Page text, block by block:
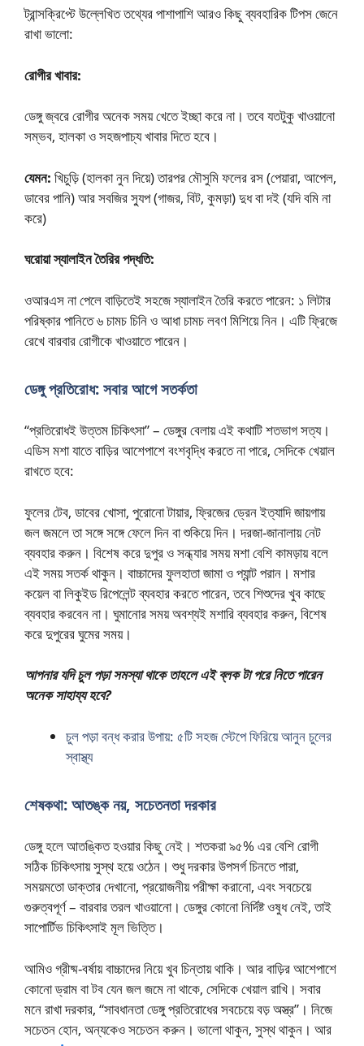
ট্রান্সক্রিপ্টে উল্লেখিত তথ্যের পাশাপাশি আরও কিছু ব্যবহারিক টিপস জেনে
রাখা ভালো:
রোগীর খাবার:
ডেঙ্গু জ্বরে রোগীর অনেক সময় খেতে ইচ্ছা করে না। তবে যতটুকু খাওয়ানো
সম্ভব, হালকা ও সহজপাচ্য খাবার দিতে হবে।
যেমন: খিচুড়ি (হালকা নুন দিয়ে) তারপর মৌসুমি ফলের রস (পেয়ারা, আপেল,
ডাবের পানি) আর সবজির স্যুপ (গাজর, বিট, কুমড়া) দুধ বা দই (যদি বমি না
করে)
ঘরোয়া স্যালাইন তৈরির পদ্ধতি:
ওআরএস না পেলে বাড়িতেই সহজে স্যালাইন তৈরি করতে পারেন: ১ লিটার
পরিষ্কার পানিতে ৬ চামচ চিনি ও আধা চামচ লবণ মিশিয়ে নিন। এটি ফ্রিজে
রেখে বারবার রোগীকে খাওয়াতে পারেন।
ডেঙ্গু প্রতিরোধ: সবার আগে সতর্কতা
“প্রতিরোধই উত্তম চিকিৎসা” – ডেঙ্গুর বেলায় এই কথাটি শতভাগ সত্য।
এডিস মশা যাতে বাড়ির আশেপাশে বংশবৃদ্ধি করতে না পারে, সেদিকে খেয়াল
রাখতে হবে:
ফুলের টেব, ডাবের খোসা, পুরোনো টায়ার, ফ্রিজের ড্রেন ইত্যাদি জায়গায়
জল জমলে তা সঙ্গে সঙ্গে ফেলে দিন বা শুকিয়ে দিন। দরজা-জানালায় নেট
ব্যবহার করুন। বিশেষ করে দুপুর ও সন্ধ্যার সময় মশা বেশি কামড়ায় বলে
এই সময় সতর্ক থাকুন। বাচ্চাদের ফুলহাতা জামা ও প্যান্ট পরান। মশার
কয়েল বা লিকুইড রিপেলেন্ট ব্যবহার করতে পারেন, তবে শিশুদের খুব কাছে
ব্যবহার করবেন না। ঘুমানোর সময় অবশ্যই মশারি ব্যবহার করুন, বিশেষ
করে দুপুরের ঘুমের সময়।
আপনার যদি চুল পড়া সমস্যা থাকে তাহলে এই ব্লক টা পরে নিতে পারেন
অনেক সাহায্য হবে?
চুল পড়া বন্ধ করার উপায়: ৫টি সহজ স্টেপে ফিরিয়ে আনুন চুলের
স্বাস্থ্য
শেষকথা: আতঙ্ক নয়, সচেতনতা দরকার
ডেঙ্গু হলে আতঙ্কিত হওয়ার কিছু নেই। শতকরা ৯৫% এর বেশি রোগী
সঠিক চিকিৎসায় সুস্থ হয়ে ওঠেন। শুধু দরকার উপসর্গ চিনতে পারা,
সময়মতো ডাক্তার দেখানো, প্রয়োজনীয় পরীক্ষা করানো, এবং সবচেয়ে
গুরুত্বপূর্ণ – বারবার তরল খাওয়ানো। ডেঙ্গুর কোনো নির্দিষ্ট ওষুধ নেই, তাই
সাপোর্টিভ চিকিৎসাই মূল ভিত্তি।
আমিও গ্রীষ্ম-বর্ষায় বাচ্চাদের নিয়ে খুব চিন্তায় থাকি। আর বাড়ির আশেপাশে
কোনো ড্রাম বা টব যেন জল জমে না থাকে, সেদিকে খেয়াল রাখি। সবার
মনে রাখা দরকার, “সাবধানতা ডেঙ্গু প্রতিরোধের সবচেয়ে বড় অস্ত্র”। নিজে
সচেতন হোন, অন্যকেও সচেতন করুন। ভালো থাকুন, সুস্থ থাকুন। আর